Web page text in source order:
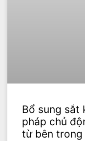
Bổ sung sắt
pháp chủ
từ bên trong